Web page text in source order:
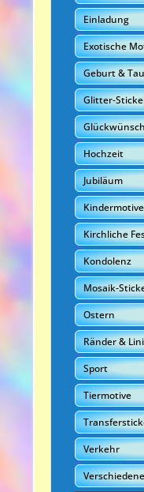
Einladung
Exotische
Geburt &
Glitter-
Hochzeit
Jubiläum
Kindermotive
Kirchliche
Kondolenz
Mosaik-
Ostern
Ränder &
Sport
Tiermotive
Verkehr